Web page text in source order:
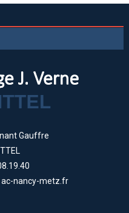
Gauffre
ac-nancy-metz.fr